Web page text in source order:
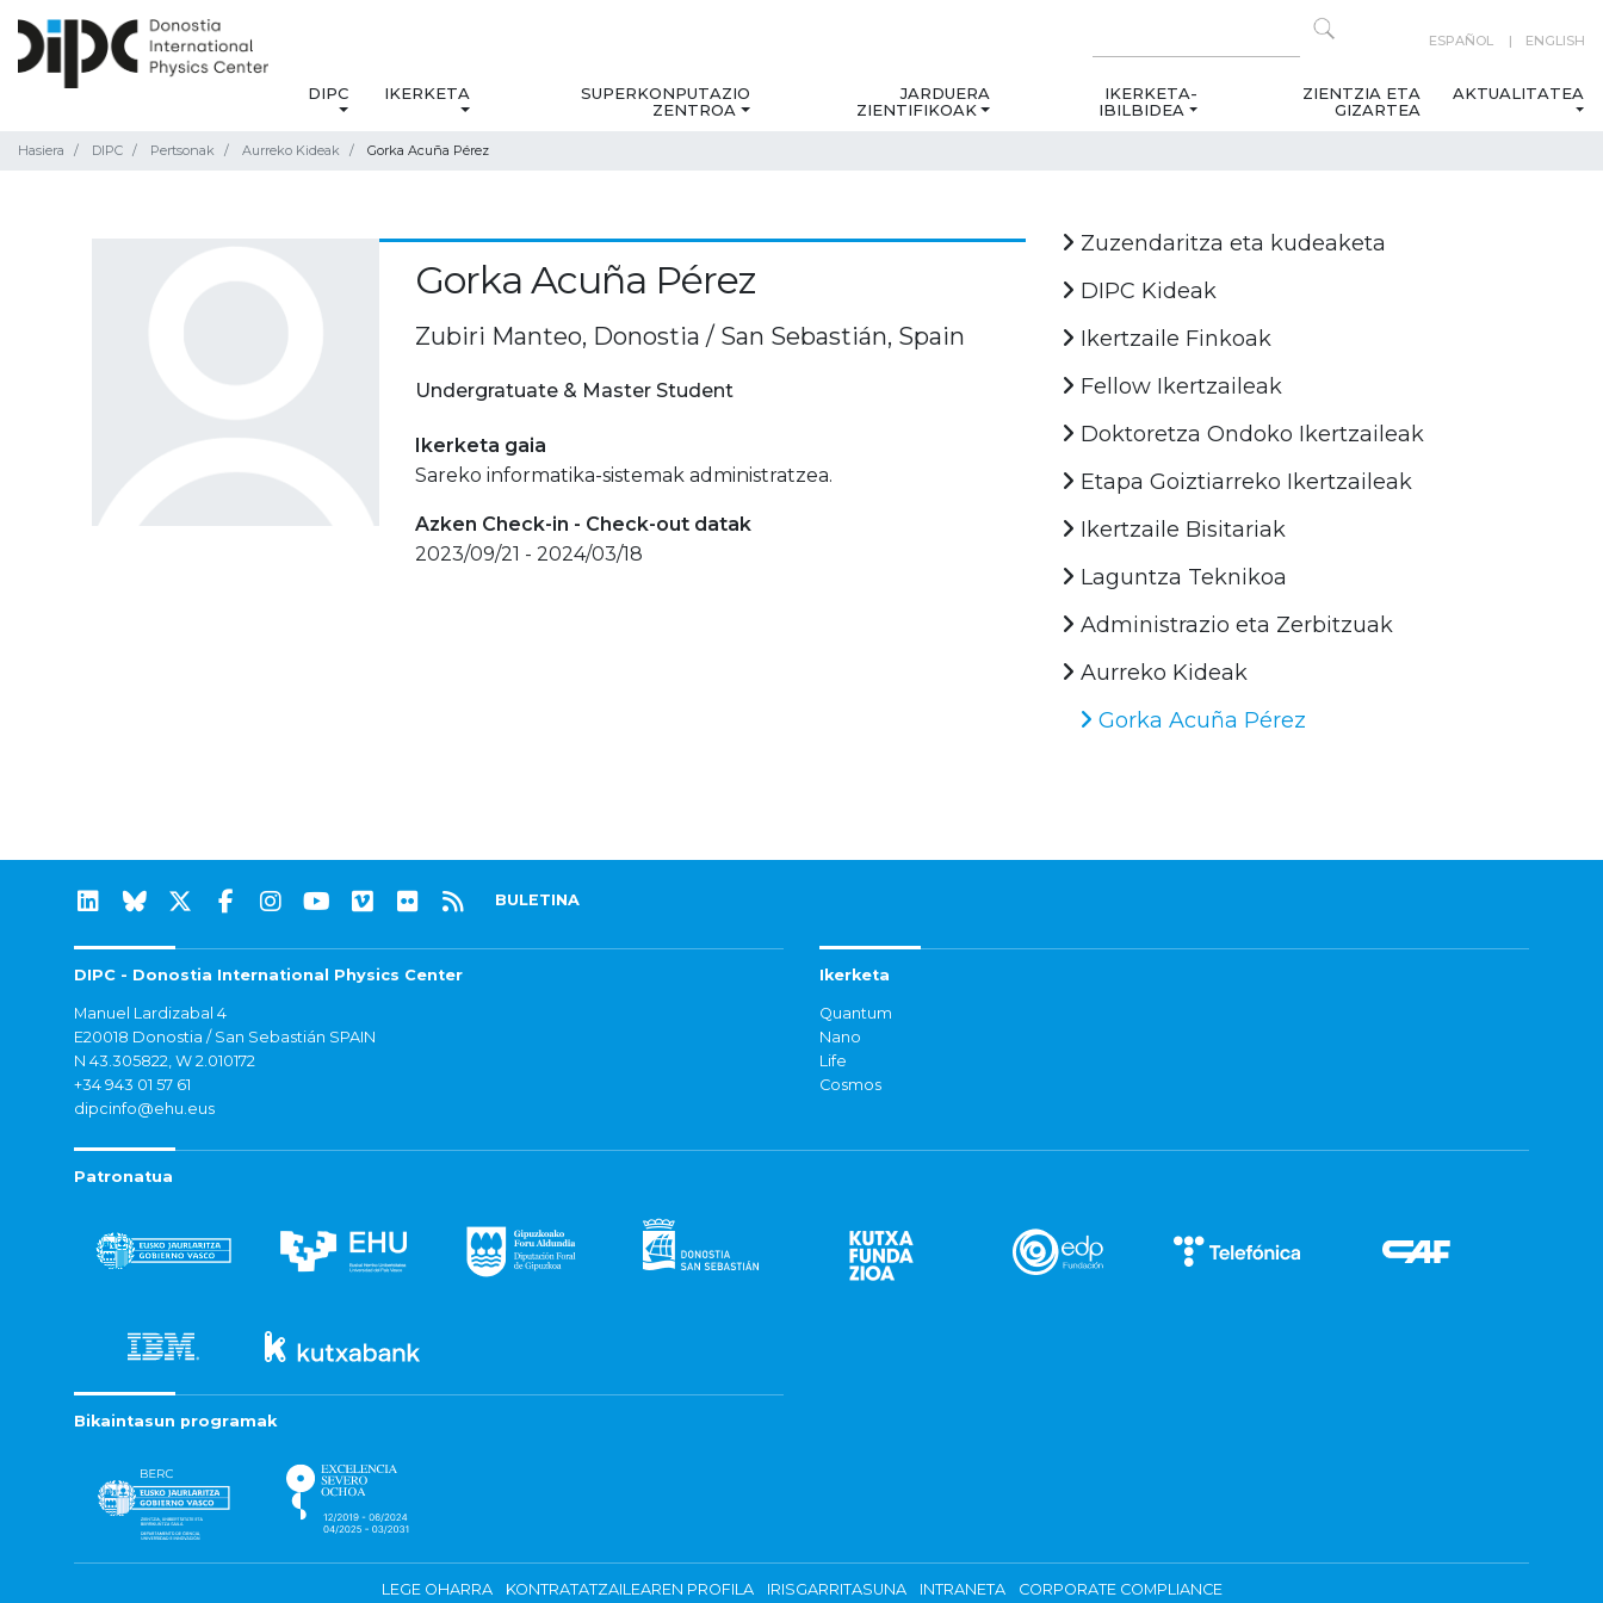
ESPAÑOL ENGLISH
DIPC IKERKETA
SUPERKONPUTAZIO
ZENTROA
JARDUERA
ZIENTIFIKOAK
IKERKETA-
IBILBIDEA
ZIENTZIA ETA
GIZARTEA
AKTUALITATEA
Hasiera DIPC Pertsonak Aurreko Kideak Gorka Acuña Pérez
Gorka Acuña Pérez
Zubiri Manteo, Donostia / San Sebastián, Spain
Undergratuate & Master Student
Ikerketa gaia
Sareko informatika-sistemak administratzea.
Azken Check-in - Check-out datak
2023/09/21 - 2024/03/18
Zuzendaritza eta kudeaketa
DIPC Kideak
Ikertzaile Finkoak
Fellow Ikertzaileak
Doktoretza Ondoko Ikertzaileak
Etapa Goiztiarreko Ikertzaileak
Ikertzaile Bisitariak
Laguntza Teknikoa
Administrazio eta Zerbitzuak
Aurreko Kideak
Gorka Acuña Pérez
BULETINA
DIPC - Donostia International Physics Center
Manuel Lardizabal 4
E20018 Donostia / San Sebastián SPAIN
N 43.305822, W 2.010172
+34 943 01 57 61
dipcinfo@ehu.eus
Ikerketa
Quantum
Nano
Life
Cosmos
Patronatua
Bikaintasun programak
LEGE OHARRA KONTRATATZAILEAREN PROFILA IRISGARRITASUNA INTRANETA CORPORATE COMPLIANCE